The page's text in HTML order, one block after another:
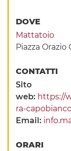
DOVE
Mattatoio
Piazza
CONTATTI
Sito
web: https://
ra-
Email:
ORARI